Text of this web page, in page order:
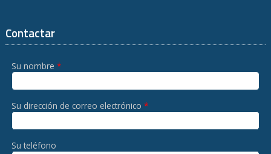
Contactar
Su nombre *
Su dirección de correo electrónico *
Su teléfono